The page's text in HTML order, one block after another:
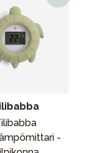
-